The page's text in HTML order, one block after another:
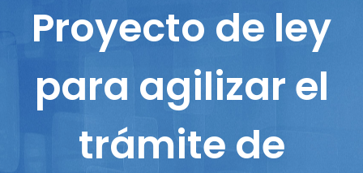
Reportajes
Contacto
Proyecto de ley
para agilizar el
trámite de